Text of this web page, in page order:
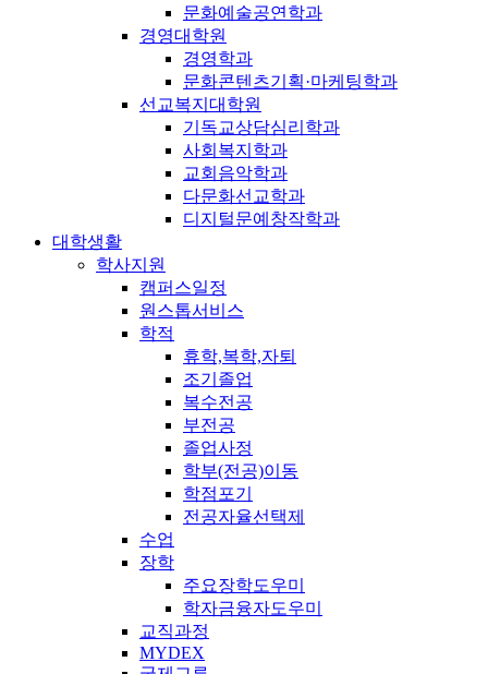
문화예술공연학과
경영대학원
경영학과
문화콘텐츠기획·마케팅학과
선교복지대학원
기독교상담심리학과
사회복지학과
교회음악학과
다문화선교학과
디지털문예창작학과
대학생활
학사지원
캠퍼스일정
원스톱서비스
학적
휴학,복학,자퇴
조기졸업
복수전공
부전공
졸업사정
학부(전공)이동
학점포기
전공자율선택제
수업
장학
주요장학도우미
학자금융자도우미
교직과정
MYDEX